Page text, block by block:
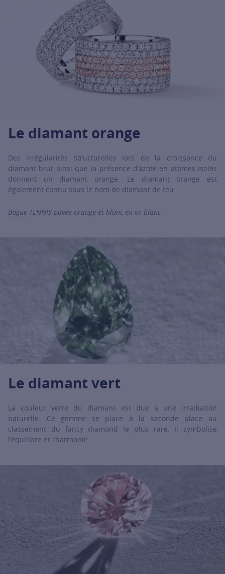
For more information about it, click on the following link
Le diamant orange
Des irrégularités structurelles lors de la croissance du
diamant brut ainsi que la présence d’azote en atomes isolés
donnent un diamant orange. Le diamant orange est
également connu sous le nom de diamant de feu.
Bague TENNIS pavée orange et blanc en or blanc
Le diamant vert
La couleur verte du diamant est due à une irradiation
naturelle. Ce gemme se place à la seconde place au
classement du fancy diamond le plus rare. Il symbolise
l’équilibre et l’harmonie.